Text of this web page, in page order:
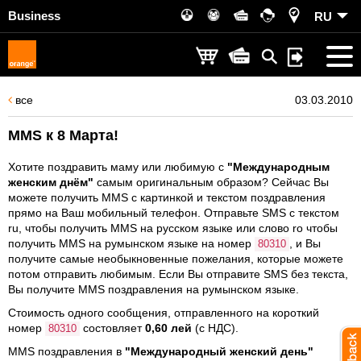
Business RU
все 03.03.2010
MMS к 8 Марта!
Хотите поздравить маму или любимую с "Международным
женским днём" самым оригинальным образом? Сейчас Вы
можете получить MMS с картинкой и текстом поздравления
прямо на Ваш мобильный телефон. Отправьте SMS с текстом
ru, чтобы получить ММS на русском языке или слово ro чтобы
получить ММS на румынском языке на номер 80310
, и Вы
получите самые необыкновенные пожелания, которые можете
потом отправить любимым. Если Вы отправите SMS без текста,
Вы получите ММS поздравления на румынском языке.
Стоимость одного сообщения, отправленного на короткий
номер 80310 состовляет0,60 лей (с НДС).
MMS поздравления в "Международный женский день"